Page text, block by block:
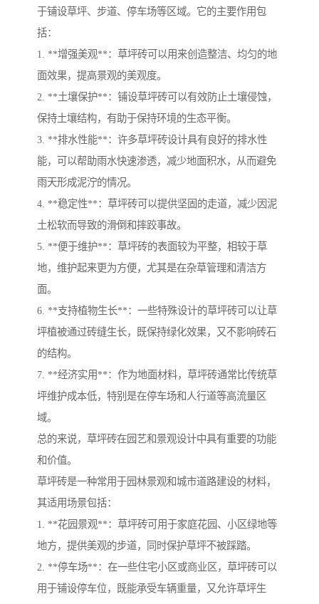
于铺设草坪、步道、停车场等区域。它的主要作用包
括：
1. **增强美观**：草坪砖可以用来创造整洁、均匀的地
面效果，提高景观的美观度。
2. **土壤保护**：铺设草坪砖可以有效防止土壤侵蚀，
保持土壤结构，有助于保持环境的生态平衡。
3. **排水性能**：许多草坪砖设计具有良好的排水性
能，可以帮助雨水快速渗透，减少地面积水，从而避免
雨天形成泥泞的情况。
4. **稳定性**：草坪砖可以提供坚固的走道，减少因泥
土松软而导致的滑倒和摔跤事故。
5. **便于维护**：草坪砖的表面较为平整，相较于草
地，维护起来更为方便，尤其是在杂草管理和清洁方
面。
6. **支持植物生长**：一些特殊设计的草坪砖可以让草
坪植被通过砖缝生长，既保持绿化效果，又不影响砖石
的结构。
7. **经济实用**：作为地面材料，草坪砖通常比传统草
坪维护成本低，特别是在停车场和人行道等高流量区
域。
总的来说，草坪砖在园艺和景观设计中具有重要的功能
和价值。
草坪砖是一种常用于园林景观和城市道路建设的材料，
其适用场景包括：
1. **花园景观**：草坪砖可用于家庭花园、小区绿地等
地方，提供美观的步道，同时保护草坪不被踩踏。
2. **停车场**：在一些住宅小区或商业区，草坪砖可以
用于铺设停车位，既能承受车辆重量，又允许草坪生